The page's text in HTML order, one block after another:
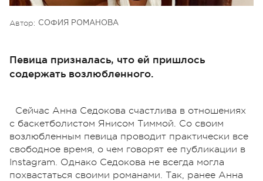
Автор: СОФИЯ РОМАНОВА
Певица призналась, что ей пришлось
содержать возлюбленного.
Сейчас Анна Седокова счастлива в отношениях
с баскетболистом Янисом Тиммой. Со своим
возлюбленным певица проводит практически все
свободное время, о чем говорят ее публикации в
Instagram. Однако Седокова не всегда могла
похвастаться своими романами. Так, ранее Анна